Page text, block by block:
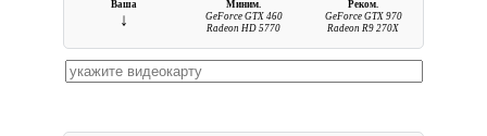
Ваша
↓
Миним.
GeForce GTX 460
Radeon HD 5770
Реком.
GeForce GTX 970
Radeon R9 270X